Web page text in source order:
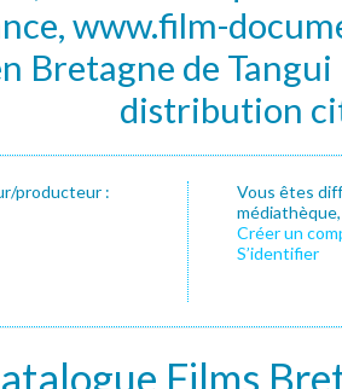
www.film-
Bretagne de
distribution
producteur :
Vous êtes
Créer un
S’identifier
Films